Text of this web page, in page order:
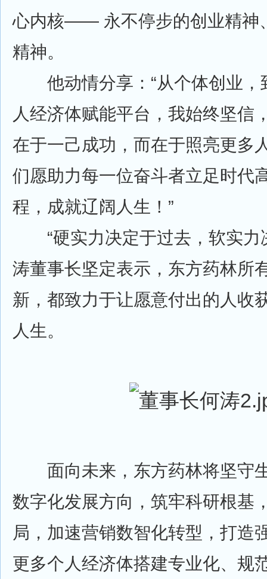
心内核—— 永不停步的创业精神
精神。
他动情分享：“从个体创业，
人经济体赋能平台，我始终坚信
在于一己成功，而在于照亮更多
们愿助力每一位奋斗者立足时代
程，成就辽阔人生！”
“硬实力决定于过去，软实力
涛董事长坚定表示，东方药林所
新，都致力于让愿意付出的人收
人生。
面向未来，东方药林将坚守
数字化发展方向，筑牢科研根基
局，加速营销数智化转型，打造
更多个人经济体搭建专业化、规